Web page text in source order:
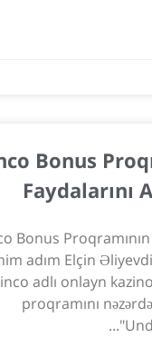
Bonus
Faydalarını
Bonus Proqramının
adım Elçin
adlı onlayn
proqramını